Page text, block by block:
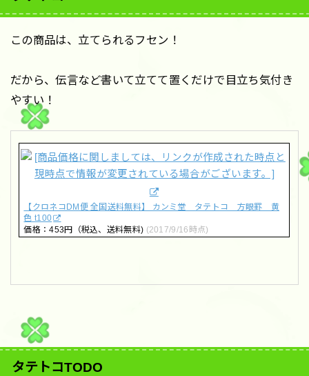
この商品は、立てられるフセン！
だから、伝言など書いて立てて置くだけで目立ち気付き
やすい！
【クロネコDM便 全国送料無料】 カンミ堂 タテトコ 方眼罫 黄
色 t100
価格：453円（税込、送料無料) (2017/9/16時点)
タテトコTODO